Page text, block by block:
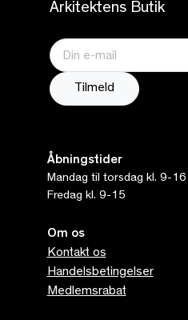
Arkitektens Butik
Åbningstider
Mandag til torsdag kl. 9-16
Fredag kl. 9-15
Om os
Kontakt os
Handelsbetingelser
Medlemsrabat